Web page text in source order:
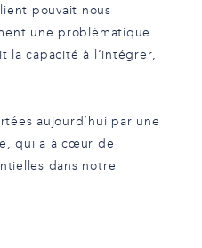
pouvait nous
une problématique
la capacité à l’intégrer,
aujourd’hui par une
qui a à cœur de
dans notre